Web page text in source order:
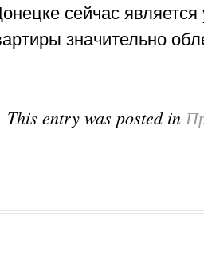
сейчас
значительно
This entry was posted in